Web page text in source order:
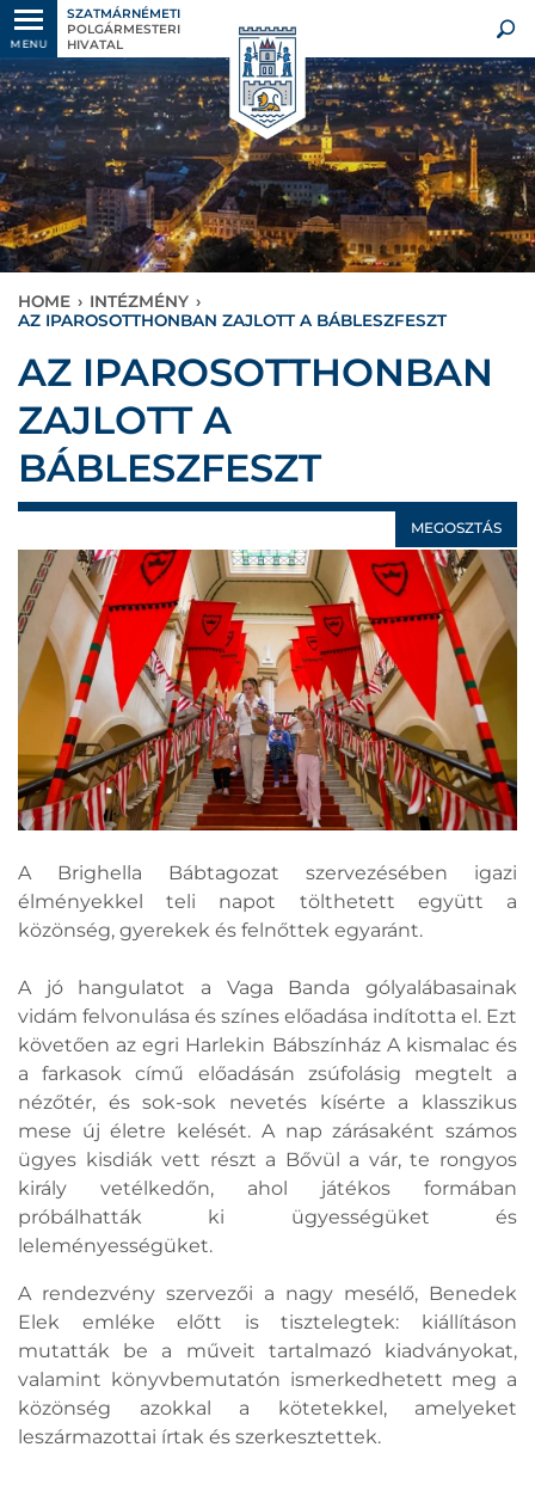
MENU
SZATMÁRNÉMETI
POLGÁRMESTERI
HIVATAL
HOME › INTÉZMÉNY ›
AZ IPAROSOTTHONBAN ZAJLOTT A BÁBLESZFESZT
AZ IPAROSOTTHONBAN
ZAJLOTT A
BÁBLESZFESZT
MEGOSZTÁS
A Brighella Bábtagozat szervezésében igazi
élményekkel teli napot tölthetett együtt a
közönség, gyerekek és felnőttek egyaránt.
A jó hangulatot a Vaga Banda gólyalábasainak
vidám felvonulása és színes előadása indította el. Ezt
követően az egri Harlekin Bábszínház A kismalac és
a farkasok című előadásán zsúfolásig megtelt a
nézőtér, és sok-sok nevetés kísérte a klasszikus
mese új életre kelését. A nap zárásaként számos
ügyes kisdiák vett részt a Bővül a vár, te rongyos
király vetélkedőn, ahol játékos formában
próbálhatták ki ügyességüket és
leleményességüket.
A rendezvény szervezői a nagy mesélő, Benedek
Elek emléke előtt is tisztelegtek: kiállításon
mutatták be a műveit tartalmazó kiadványokat,
valamint könyvbemutatón ismerkedhetett meg a
közönség azokkal a kötetekkel, amelyeket
leszármazottai írtak és szerkesztettek.